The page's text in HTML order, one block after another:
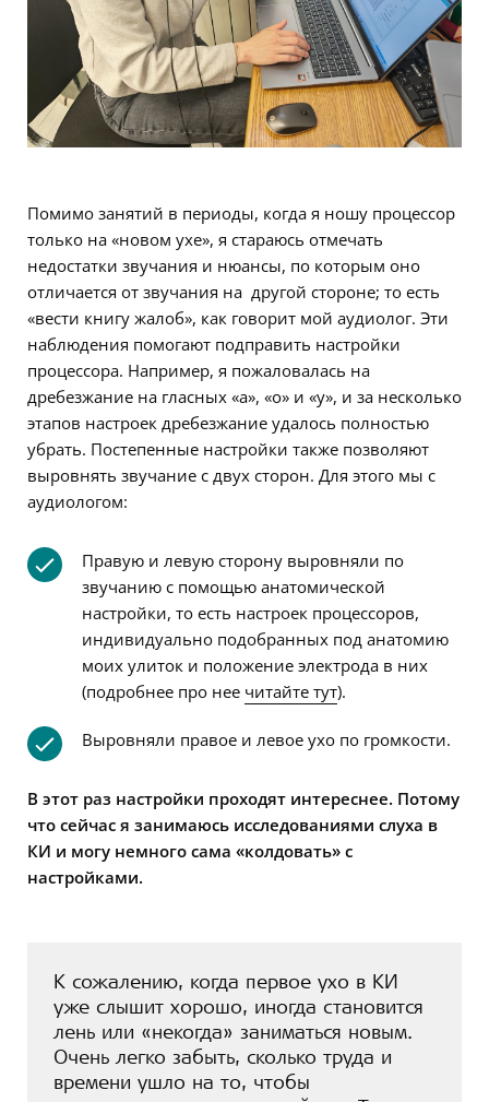
Помимо занятий в периоды, когда я ношу процессор
только на «новом ухе», я стараюсь отмечать
недостатки звучания и нюансы, по которым оно
отличается от звучания на другой стороне; то есть
«вести книгу жалоб», как говорит мой аудиолог. Эти
наблюдения помогают подправить настройки
процессора. Например, я пожаловалась на
дребезжание на гласных «а», «о» и «у», и за несколько
этапов настроек дребезжание удалось полностью
убрать. Постепенные настройки также позволяют
выровнять звучание с двух сторон. Для этого мы с
аудиологом:
Правую и левую сторону выровняли по
звучанию с помощью анатомической
настройки, то есть настроек процессоров,
индивидуально подобранных под анатомию
моих улиток и положение электрода в них
(подробнее про нее читайте тут).
Выровняли правое и левое ухо по громкости.
В этот раз настройки проходят интереснее. Потому
что сейчас я занимаюсь исследованиями слуха в
КИ и могу немного сама «колдовать» с
настройками.
К сожалению, когда первое ухо в КИ
уже слышит хорошо, иногда становится
лень или «некогда» заниматься новым.
Очень легко забыть, сколько труда и
времени ушло на то, чтобы